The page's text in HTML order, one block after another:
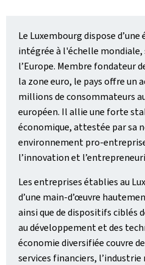
Le Luxembourg dispose
intégrée à l'échelle mondiale,
l’Europe. Membre fondateur
la zone euro, le pays offre un
millions de consommateurs
européen. Il allie une forte
économique, attestée par sa
environnement
l’innovation et
Les entreprises établies au
d’une main-d’œuvre
ainsi que de dispositifs ciblés
au développement et des
économie diversifiée couvre
services financiers,